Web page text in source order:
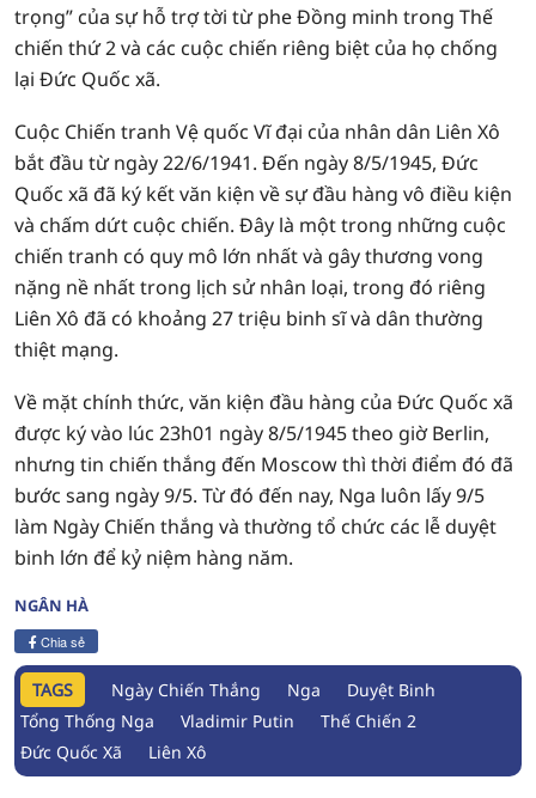
trọng” của sự hỗ trợ tời từ phe Đồng minh trong Thế
chiến thứ 2 và các cuộc chiến riêng biệt của họ chống
lại Đức Quốc xã.
Cuộc Chiến tranh Vệ quốc Vĩ đại của nhân dân Liên Xô
bắt đầu từ ngày 22/6/1941. Đến ngày 8/5/1945, Đức
Quốc xã đã ký kết văn kiện về sự đầu hàng vô điều kiện
và chấm dứt cuộc chiến. Đây là một trong những cuộc
chiến tranh có quy mô lớn nhất và gây thương vong
nặng nề nhất trong lịch sử nhân loại, trong đó riêng
Liên Xô đã có khoảng 27 triệu binh sĩ và dân thường
thiệt mạng.
Về mặt chính thức, văn kiện đầu hàng của Đức Quốc xã
được ký vào lúc 23h01 ngày 8/5/1945 theo giờ Berlin,
nhưng tin chiến thắng đến Moscow thì thời điểm đó đã
bước sang ngày 9/5. Từ đó đến nay, Nga luôn lấy 9/5
làm Ngày Chiến thắng và thường tổ chức các lễ duyệt
binh lớn để kỷ niệm hàng năm.
NGÂN HÀ
Chia sẻ
TAGS Ngày Chiến Thắng Nga
Duyệt Binh
Tổng Thống Nga
Vladimir Putin
Thế Chiến 2
Đức Quốc Xã
Liên Xô